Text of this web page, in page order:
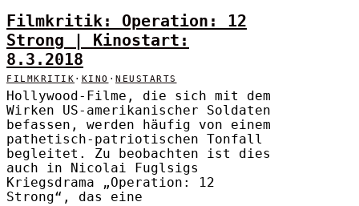
Filmkritik: Operation: 12
Strong | Kinostart:
8.3.2018
FILMKRITIK · KINO · NEUSTARTS
Hollywood-Filme, die sich mit dem
Wirken US-amerikanischer Soldaten
befassen, werden häufig von einem
pathetisch-patriotischen Tonfall
begleitet. Zu beobachten ist dies
auch in Nicolai Fuglsigs
Kriegsdrama „Operation: 12
Strong“, das eine